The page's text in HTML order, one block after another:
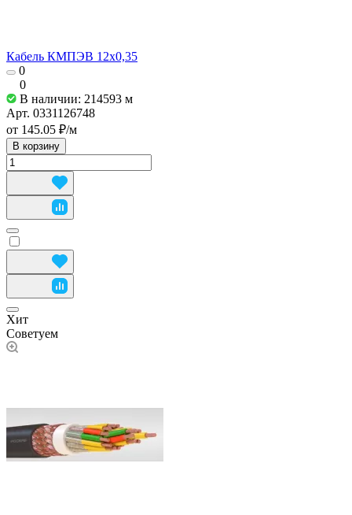
Кабель КМПЭВ 12х0,35
0
0
В наличии: 214593 м
Арт. 0331126748
от 145.05 ₽/м
В корзину
Хит
Советуем